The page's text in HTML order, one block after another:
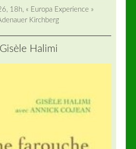
18h, « Europa Experience »
Kirchberg
Halimi